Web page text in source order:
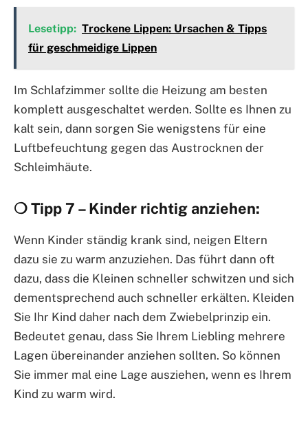
Lesetipp: Trockene Lippen: Ursachen & Tipps
für geschmeidige Lippen
Im Schlafzimmer sollte die Heizung am besten
komplett ausgeschaltet werden. Sollte es Ihnen zu
kalt sein, dann sorgen Sie wenigstens für eine
Luftbefeuchtung gegen das Austrocknen der
Schleimhäute.
❍ Tipp 7 – Kinder richtig anziehen:
Wenn Kinder ständig krank sind, neigen Eltern
dazu sie zu warm anzuziehen. Das führt dann oft
dazu, dass die Kleinen schneller schwitzen und sich
dementsprechend auch schneller erkälten. Kleiden
Sie Ihr Kind daher nach dem Zwiebelprinzip ein.
Bedeutet genau, dass Sie Ihrem Liebling mehrere
Lagen übereinander anziehen sollten. So können
Sie immer mal eine Lage ausziehen, wenn es Ihrem
Kind zu warm wird.